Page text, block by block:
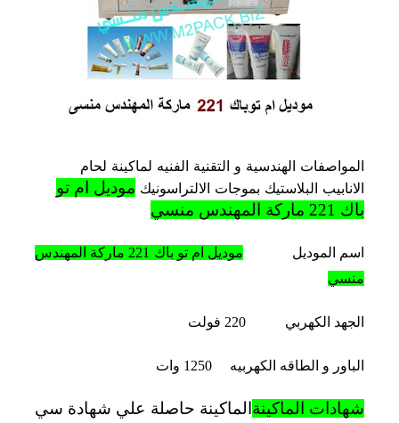
221
منسي
مغلقة
​المواصفات الهندسية و التقنية الفنيه لماكينة لحام
الانابيب البلاستيك بموجات الالتراسونيكموديل ام تو
باك 221 ماركة المهندس منسي
اسم الموديل
موديل ام تو باك 221 ماركة المهندس
منسي
الجهد الكهربي 220 فولت
الباور و الطاقه الكهربيه 1250 وات
شهادات الماكينةالماكينة حاصلة علي شهادة سي